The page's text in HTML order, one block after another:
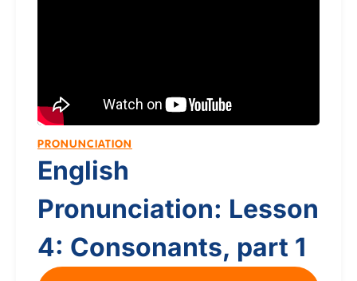
PRONUNCIATION
English
Pronunciation: Lesson
4: Consonants, part 1